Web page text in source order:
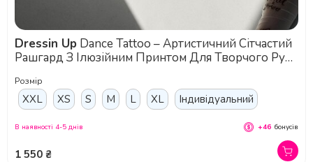
Dressin Up
Рашгард З Ілюзійним Принтом Для Творчого Руху
Розмір
XXL XS S M L XL Індивідуальний
1 550 ₴
В наявності 4-5 днів +46 бонусів